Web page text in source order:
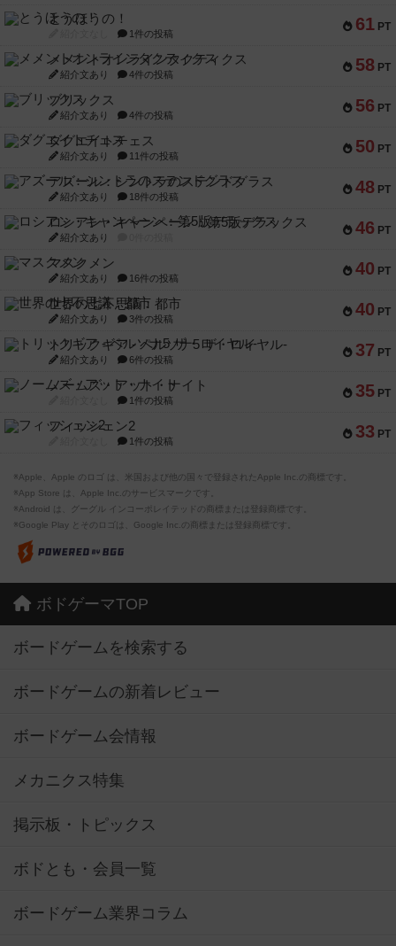
61 PT
とうほうの！
1件の投稿
58 PT
メメントオンラインタクティクス
紹介文あり 4件の投稿
56 PT
ブリックス
紹介文あり 4件の投稿
50 PT
ダグエイトチェス
紹介文あり 11件の投稿
48 PT
アズール：シントラのステンドグラス
紹介文あり 18件の投稿
46 PT
ロシアン・キャンペーン：第5版デラックス
紹介文あり
40 PT
マスクメン
紹介文あり 16件の投稿
40 PT
世界の七不思議：都市
紹介文あり 3件の投稿
37 PT
トリックギア - ペルソナ5 ザ・ロイヤル-
紹介文あり 6件の投稿
35 PT
ノームズ・アット・ナイト
1件の投稿
33 PT
フィッシェン2
1件の投稿
※Apple、Apple のロゴ は、米国および他の国々で登録されたApple Inc.の商標です。
※App Store は、Apple Inc.のサービスマークです。
※Android は、グーグル インコーポレイテッドの商標または登録商標です。
※Google Play とそのロゴは、Google Inc.の商標または登録商標です。
ボドゲーマTOP
ボードゲームを検索する
ボードゲームの新着レビュー
ボードゲーム会情報
メカニクス特集
掲示板・トピックス
ボドとも・会員一覧
ボードゲーム業界コラム